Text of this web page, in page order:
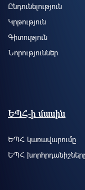
Ընդունելություն
Կրթություն
Գիտություն
Նորություններ
ԵՊՀ-ի մասին
ԵՊՀ կառավարումը
ԵՊՀ